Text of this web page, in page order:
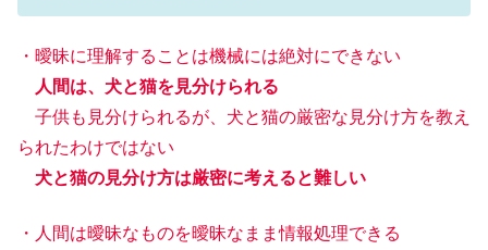
・曖昧に理解することは機械には絶対にできない
人間は、犬と猫を見分けられる
子供も見分けられるが、犬と猫の厳密な見分け方を教え
られたわけではない
犬と猫の見分け方は厳密に考えると難しい
・人間は曖昧なものを曖昧なまま情報処理できる